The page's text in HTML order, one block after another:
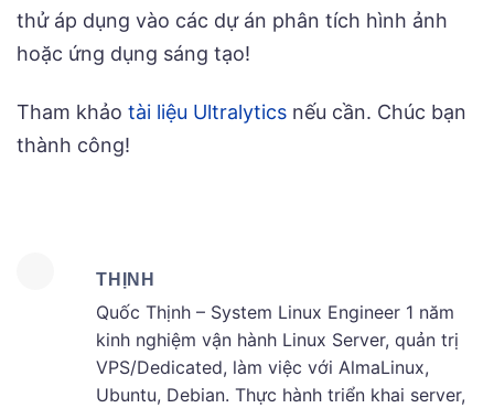
thử áp dụng vào các dự án phân tích hình ảnh
hoặc ứng dụng sáng tạo!
Tham khảo tài liệu Ultralytics nếu cần. Chúc bạn
thành công!
THỊNH
Quốc Thịnh – System Linux Engineer 1 năm
kinh nghiệm vận hành Linux Server, quản trị
VPS/Dedicated, làm việc với AlmaLinux,
Ubuntu, Debian. Thực hành triển khai server,